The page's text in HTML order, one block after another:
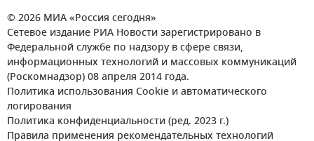
© 2026 МИА «Россия сегодня»
Сетевое издание РИА Новости зарегистрировано в
Федеральной службе по надзору в сфере связи,
информационных технологий и массовых коммуникаций
(Роскомнадзор) 08 апреля 2014 года.
Политика использования Cookie и автоматического
логирования
Политика конфиденциальности (ред. 2023 г.)
Правила применения рекомендательных технологий